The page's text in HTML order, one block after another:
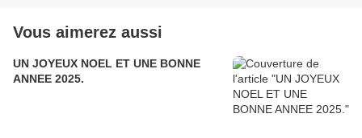
Vous aimerez aussi
UN JOYEUX NOEL ET UNE BONNE
ANNEE 2025.